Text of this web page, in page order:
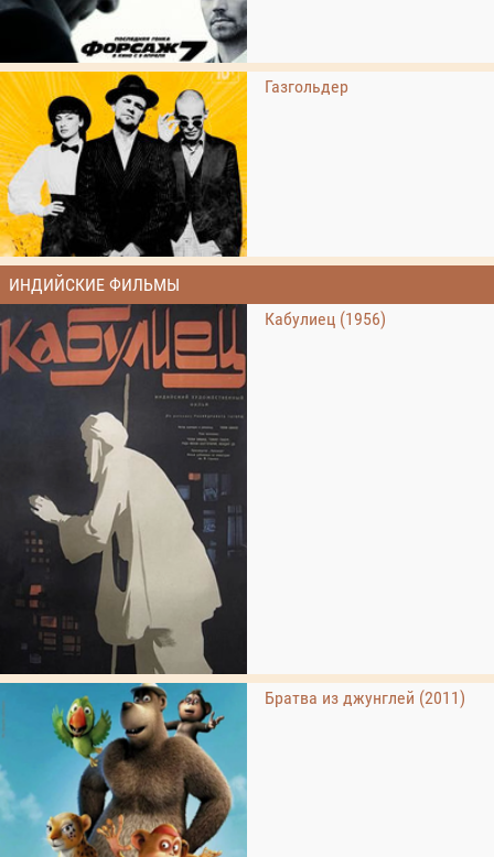
Газгольдер
ИНДИЙСКИЕ ФИЛЬМЫ
Кабулиец (1956)
Братва из джунглей (2011)